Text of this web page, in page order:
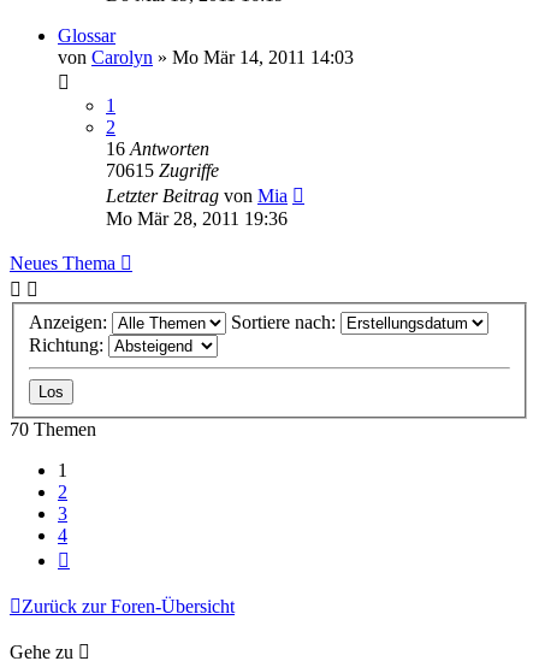
Glossar
von Carolyn » Mo Mär 14, 2011 14:03
1
2
16 Antworten
70615 Zugriffe
Letzter Beitrag von Mia
Mo Mär 28, 2011 19:36
Neues Thema
Anzeigen:
Sortiere nach:
Richtung:
70 Themen
1
2
3
4
Zurück zur Foren-Übersicht
Gehe zu